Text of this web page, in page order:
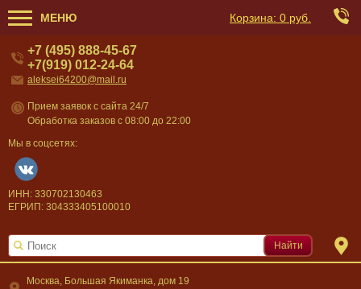
МЕНЮ Корзина: 0 руб.
Москва, Большая Якиманка, дом 19
+7 (495) 888-45-67
+7(919) 012-24-64
aleksei64200@mail.ru
Прием заявок с сайта 24/7
Обработка заказов с 08:00 до 22:00
Мы в соцсетях:
ИНН: 330702130463
ЕГРИП: 304333405100010
Найти